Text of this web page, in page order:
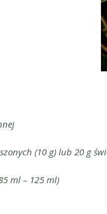
(10 g) lub 20 g
ml – 125 ml)